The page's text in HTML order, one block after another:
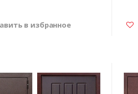
в избранное